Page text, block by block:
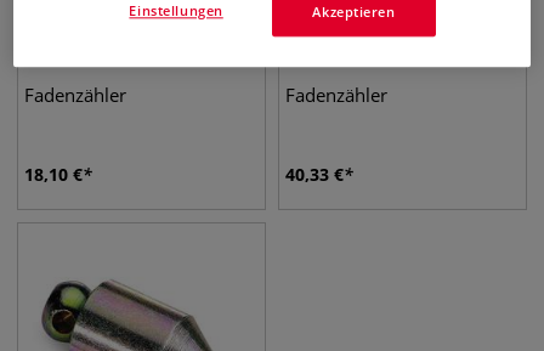
Fadenzähler
18,10 €
Fadenzähler
40,33 €
Akzeptieren
Einstellungen